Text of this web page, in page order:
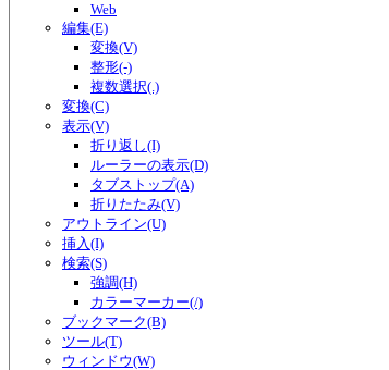
Web
編集(E)
変換(V)
整形(-)
複数選択(.)
変換(C)
表示(V)
折り返し(I)
ルーラーの表示(D)
タブストップ(A)
折りたたみ(V)
アウトライン(U)
挿入(I)
検索(S)
強調(H)
カラーマーカー(/)
ブックマーク(B)
ツール(T)
ウィンドウ(W)